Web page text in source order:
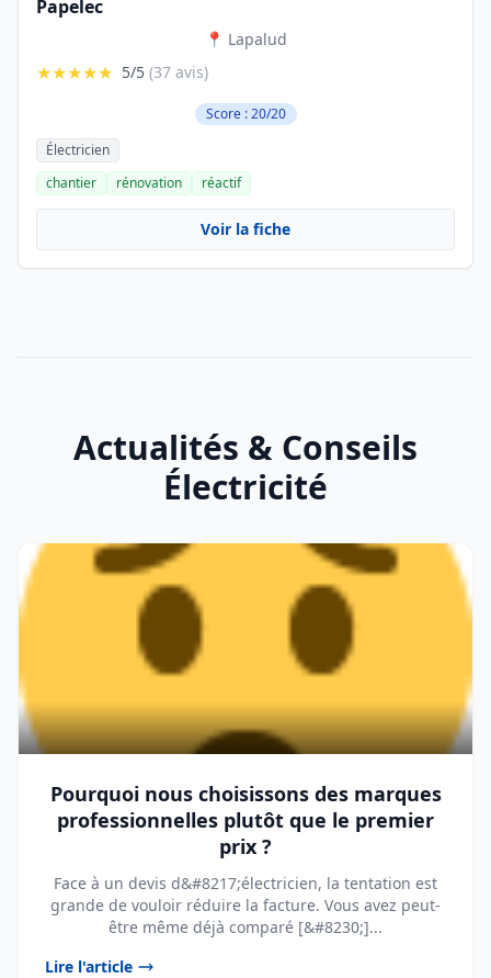
Papelec
📍 Lapalud
★★★★★ 5/5 (37 avis)
Score : 20/20
Électricien
chantier
rénovation réactif
Voir la fiche
Actualités & Conseils
Électricité
Pourquoi nous choisissons des marques
professionnelles plutôt que le premier
prix ?
Face à un devis d&#8217;électricien, la tentation est
grande de vouloir réduire la facture. Vous avez peut-
être même déjà comparé [&#8230;]...
Lire l'article